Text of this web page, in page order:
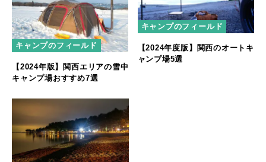
キャンプのフィールド
【2024年版】関西エリアの雪中
キャンプ場おすすめ7選
キャンプのフィールド
【2024年度版】関西のオートキ
ャンプ場5選